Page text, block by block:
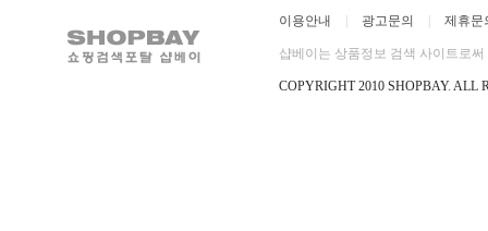
이용안내 광고문의 제휴문
샵베이는 상품정보 검색 사이트로
COPYRIGHT 2010 SHOPBAY. ALL